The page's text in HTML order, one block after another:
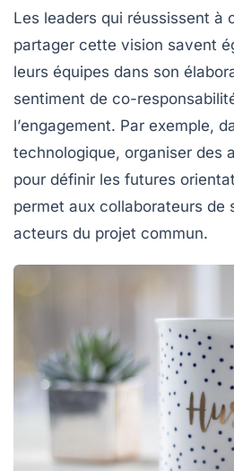
Les leaders qui réussissent à
partager cette vision savent
leurs équipes dans son
sentiment de co-
l’engagement. Par exemple,
technologique, organiser des
pour définir les futures
permet aux collaborateurs de
acteurs du projet commun.